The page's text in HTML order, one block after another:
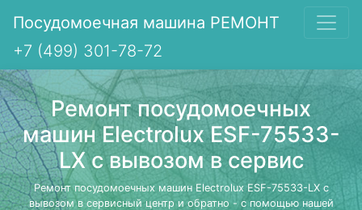
Посудомоечная машина РЕМОНТ
+7 (499) 301-78-72
Ремонт посудомоечных
машин Electrolux ESF-75533-
LX с вывозом в сервис
Ремонт посудомоечных машин Electrolux ESF-75533-LX с
вывозом в сервисный центр и обратно - с помощью нашей